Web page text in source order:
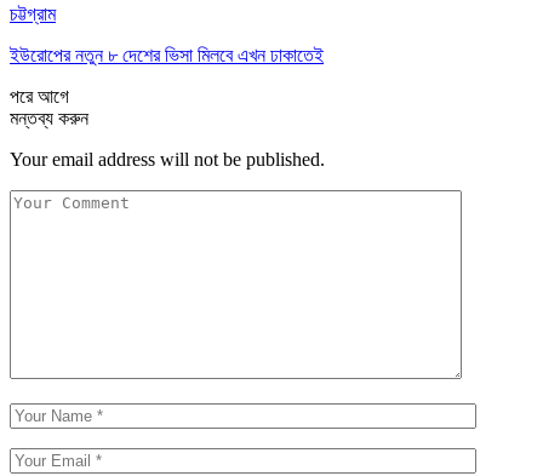
চট্টগ্রাম
ইউরোপের নতুন ৮ দেশের ভিসা মিলবে এখন ঢাকাতেই
পরেআগে
মন্তব্য করুন
Your email address will not be published.